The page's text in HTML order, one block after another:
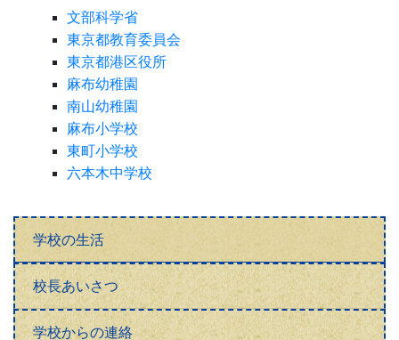
文部科学省
東京都教育委員会
東京都港区役所
麻布幼稚園
南山幼稚園
麻布小学校
東町小学校
六本木中学校
学校の生活
校長あいさつ
学校からの連絡